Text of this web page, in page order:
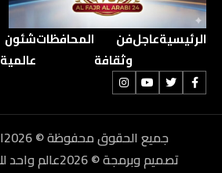
الرئيسيةعاجلفن
وثقافة
المحافظاتشئون
عالمية
جميع الحقوق محفوظة © 2026الفجر العربي 24
تصميم وبرمجة © 2026عالم واحد للإعلام والبرمجيات